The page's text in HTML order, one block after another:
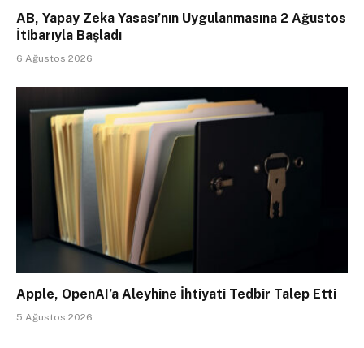
AB, Yapay Zeka Yasası’nın Uygulanmasına 2 Ağustos
İtibarıyla Başladı
6 Ağustos 2026
Apple, OpenAI’a Aleyhine İhtiyati Tedbir Talep Etti
5 Ağustos 2026